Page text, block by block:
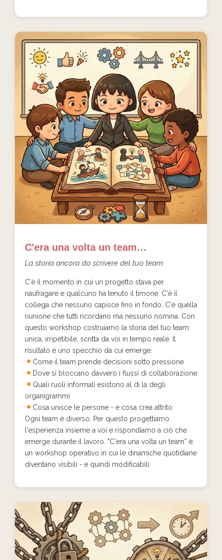
C'era una volta un team…
La storia ancora da scrivere del tuo team
C'è il momento in cui un progetto stava per
naufragare e qualcuno ha tenuto il timone. C'è il
collega che nessuno capisce fino in fondo. C'è quella
riunione che tutti ricordano ma nessuno nomina. Con
questo workshop costruiamo la storia del tuo team:
unica, irripetibile, scritta da voi in tempo reale. Il
risultato è uno specchio da cui emerge:
Come il team prende decisioni sotto pressione
Dove si bloccano davvero i flussi di collaborazione
Quali ruoli informali esistono al di là degli
organigrammi
Cosa unisce le persone - e cosa crea attrito
Ogni team è diverso. Per questo progettiamo
l'esperienza insieme a voi e rispondiamo a ciò che
emerge durante il lavoro. "C'era una volta un team” è
un workshop operativo in cui le dinamiche quotidiane
diventano visibili - e quindi modificabili.